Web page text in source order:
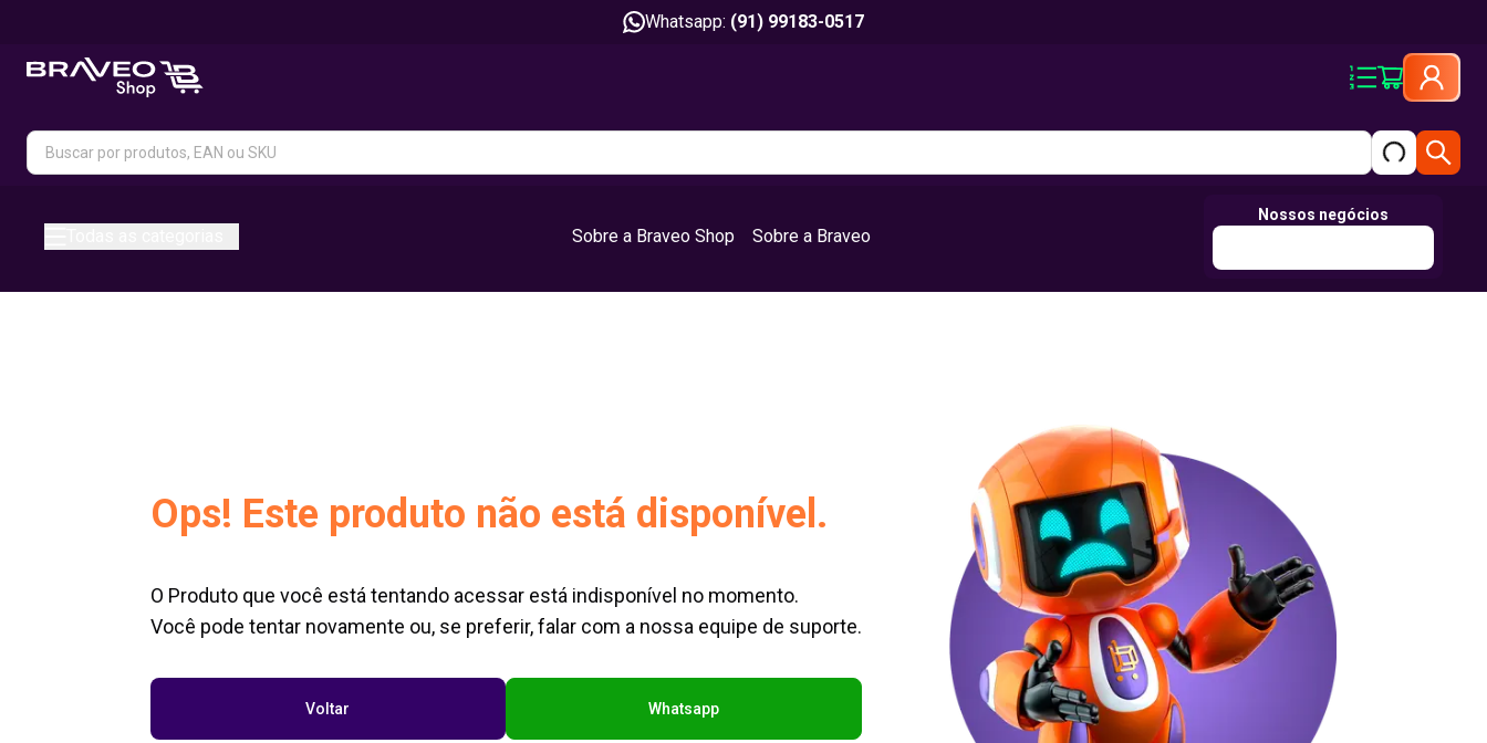
Whatsapp: (91) 99183-0517
Sobre a Braveo Shop Sobre a Braveo
Nossos negócios
Ops! Este produto não está disponível.
O Produto que você está tentando acessar está indisponível no momento.
Você pode tentar novamente ou, se preferir, falar com a nossa equipe de suporte.
Voltar Whatsapp